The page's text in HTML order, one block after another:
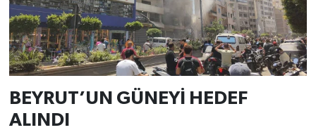
BEYRUT’UN GÜNEYİ HEDEF
ALINDI